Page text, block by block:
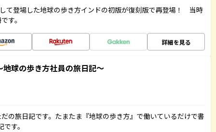
て登場した地球の歩き方インドの初版が復刻版で再登場！ 当時
す。
詳細を見る
球の歩き方社員の旅日記～
の旅日記です。たまたま『地球の歩き方』で働いているだけで書
す。